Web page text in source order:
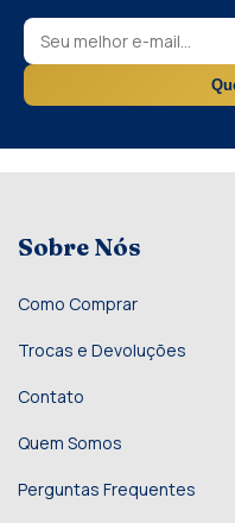
Sobre Nós
Como Comprar
Trocas e Devoluções
Contato
Quem Somos
Perguntas Frequentes